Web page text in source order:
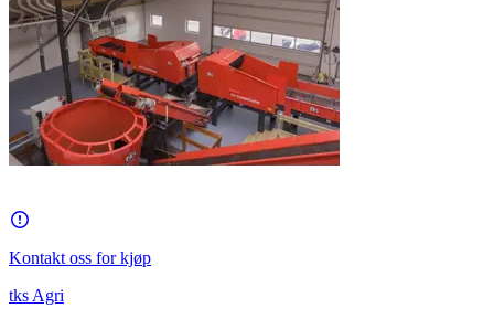
Kontakt oss for kjøp
tks Agri